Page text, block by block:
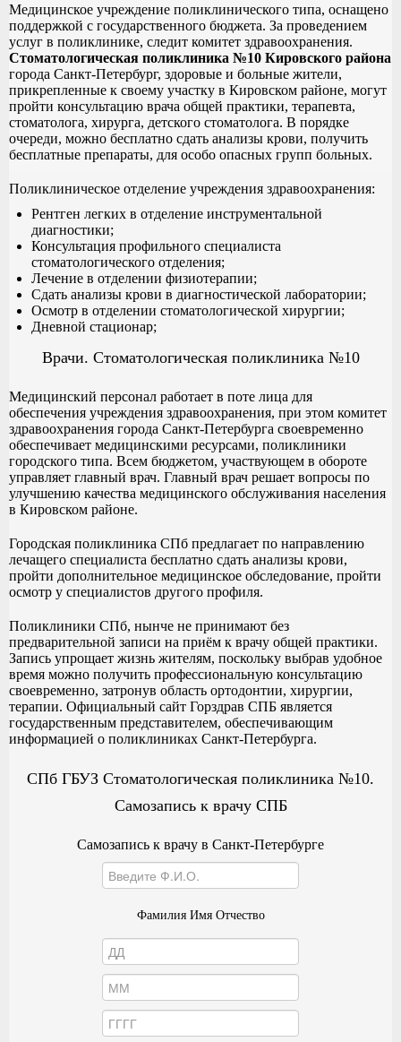
Медицинское учреждение поликлинического типа, оснащено
поддержкой с государственного бюджета. За проведением
услуг в поликлинике, следит комитет здравоохранения.
Стоматологическая поликлиника №10 Кировского района
города Санкт-Петербург, здоровые и больные жители,
прикрепленные к своему участку в Кировском районе, могут
пройти консультацию врача общей практики, терапевта,
стоматолога, хирурга, детского стоматолога. В порядке
очереди, можно бесплатно сдать анализы крови, получить
бесплатные препараты, для особо опасных групп больных.
Поликлиническое отделение учреждения здравоохранения:
Рентген легких в отделение инструментальной
диагностики;
Консультация профильного специалиста
стоматологического отделения;
Лечение в отделении физиотерапии;
Сдать анализы крови в диагностической лаборатории;
Осмотр в отделении стоматологической хирургии;
Дневной стационар;
Врачи. Стоматологическая поликлиника №10
Медицинский персонал работает в поте лица для
обеспечения учреждения здравоохранения, при этом комитет
здравоохранения города Санкт-Петербурга своевременно
обеспечивает медицинскими ресурсами, поликлиники
городского типа. Всем бюджетом, участвующем в обороте
управляет главный врач. Главный врач решает вопросы по
улучшению качества медицинского обслуживания населения
в Кировском районе.
Городская поликлиника СПб предлагает по направлению
лечащего специалиста бесплатно сдать анализы крови,
пройти дополнительное медицинское обследование, пройти
осмотр у специалистов другого профиля.
Поликлиники СПб, нынче не принимают без
предварительной записи на приём к врачу общей практики.
Запись упрощает жизнь жителям, поскольку выбрав удобное
время можно получить профессиональную консультацию
своевременно, затронув область ортодонтии, хирургии,
терапии. Официальный сайт Горздрав СПБ является
государственным представителем, обеспечивающим
информацией о поликлиниках Санкт-Петербурга.
СПб ГБУЗ Стоматологическая поликлиника №10.
Самозапись к врачу СПБ
Самозапись к врачу в Санкт-Петербурге
Фамилия Имя Отчество